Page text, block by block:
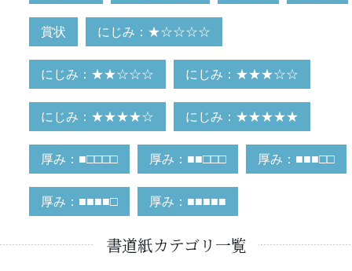
賞状 にじみ：★☆☆☆☆
にじみ：★★☆☆☆ にじみ：★★★☆☆
にじみ：★★★★☆ にじみ：★★★★★
厚み：■□□□□ 厚み：■■□□□ 厚み：■■■□□
厚み：■■■■□ 厚み：■■■■■
書道紙カテゴリ一覧